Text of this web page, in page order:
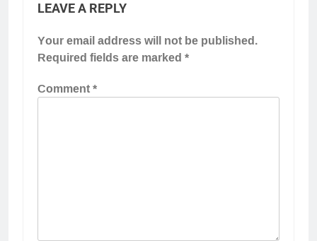
LEAVE A REPLY
Your email address will not be published.
Required fields are marked*
Comment*